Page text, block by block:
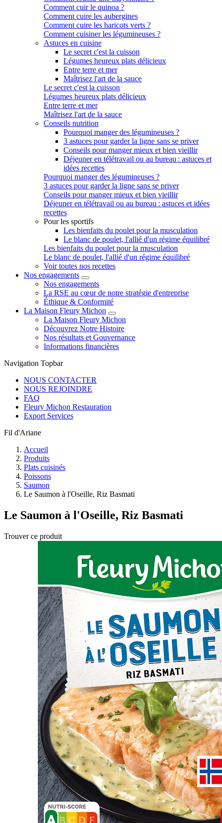
Comment cuir le quinoa ?
Comment cuire les aubergines
Comment cuire les haricots verts ?
Comment cuisiner les légumineuses ?
Astuces en cuisine
Le secret c'est la cuisson
Légumes heureux plats délicieux
Entre terre et mer
Maîtrisez l'art de la sauce
Le secret c'est la cuisson
Légumes heureux plats délicieux
Entre terre et mer
Maîtrisez l'art de la sauce
Conseils nutrition
Pourquoi manger des légumineuses ?
3 astuces pour garder la ligne sans se priver
Conseils pour manger mieux et bien vieillir
Déjeuner en télétravail ou au bureau : astuces et
idées recettes
Pourquoi manger des légumineuses ?
3 astuces pour garder la ligne sans se priver
Conseils pour manger mieux et bien vieillir
Déjeuner en télétravail ou au bureau : astuces et idées
recettes
Pour les sportifs
Les bienfaits du poulet pour la musculation
Le blanc de poulet, l'allié d'un régime équilibré
Les bienfaits du poulet pour la musculation
Le blanc de poulet, l'allié d'un régime équilibré
Voir toutes nos recettes
Nos engagements
Nos engagements
La RSE au cœur de notre stratégie d'entreprise
Éthique & Conformité
La Maison Fleury Michon
La Maison Fleury Michon
Découvrez Notre Histoire
Nos résultats et Gouvernance
Informations financières
Navigation Topbar
NOUS CONTACTER
NOUS REJOINDRE
FAQ
Fleury Michon Restauration
Export Services
Fil d'Ariane
Accueil
Produits
Plats cuisinés
Poissons
Saumon
Le Saumon à l'Oseille, Riz Basmati
Le Saumon à l'Oseille, Riz Basmati
Trouver ce produit